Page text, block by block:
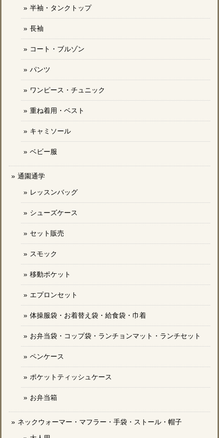
半袖・タンクトップ
長袖
コート・ブルゾン
パンツ
ワンピース・チュニック
重ね着用・ベスト
キャミソール
ベビー服
通園通学
レッスンバッグ
シューズケース
セット販売
スモック
移動ポケット
エプロンセット
体操服袋・お着替え袋・給食袋・巾着
お弁当袋・コップ袋・ランチョンマット・ランチセット
ペンケース
ポケットティッシュケース
お弁当箱
ネックウォーマー・マフラー・手袋・ストール・帽子